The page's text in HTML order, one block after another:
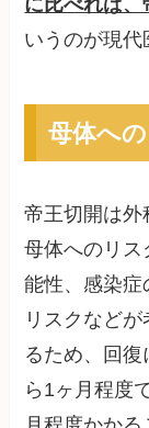
に比べれば
いうのが現代
母体へ
帝王切開は外
母体へのリス
能性、感染症
リスクなど
るため、回
ら1ヶ月程度